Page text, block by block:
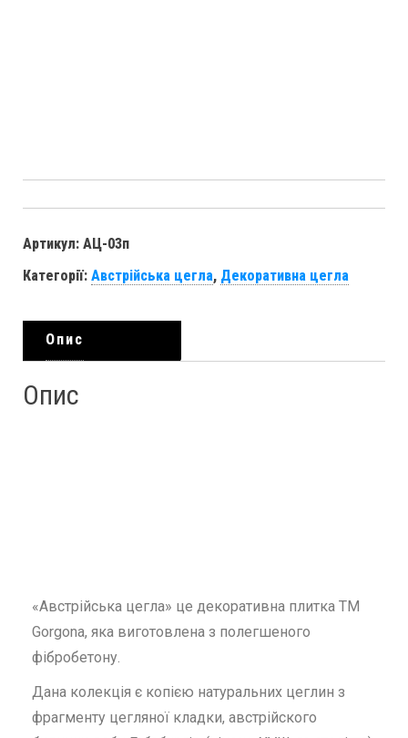
Артикул: АЦ-03п
Категорії: Австрійська цегла, Декоративна цегла
Опис
Опис
«Австрійська цегла» це декоративна плитка ТМ
Gorgona, яка виготовлена з полегшеного
фібробетону.
Дана колекція є копією натуральних цеглин з
фрагменту цегляної кладки, австрійского